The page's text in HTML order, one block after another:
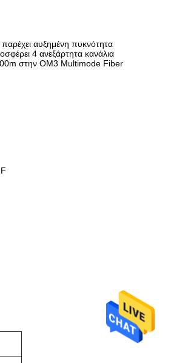
αυξημένη πυκνότητα
4 ανεξάρτητα κανάλια
στην OM3 Multimode Fiber